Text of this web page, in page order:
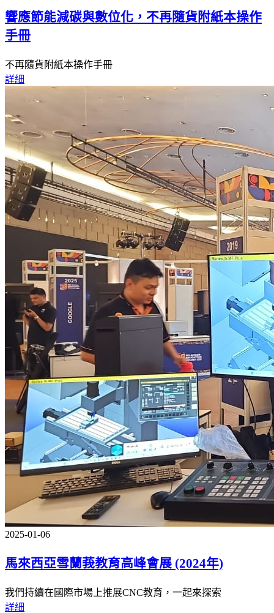
響應節能減碳與數位化，不再隨貨附紙本操作
手冊
不再隨貨附紙本操作手冊
詳細
2025-01-06
馬來西亞雪蘭莪教育高峰會展 (2024年)
我們持續在國際市場上推展CNC教育，一起來探索
詳細